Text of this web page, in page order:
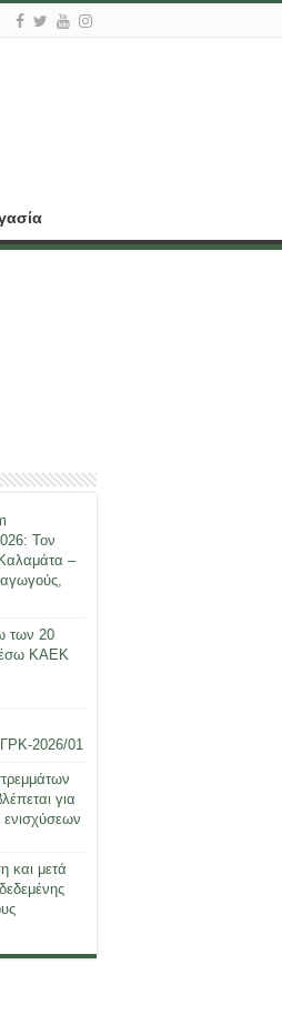
Τον
–
των 20
ΚΑΕΚ
2026/01
για
και μετά